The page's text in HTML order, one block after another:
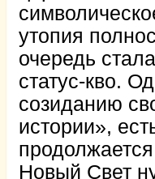
утопия
очередь
статус-кво.
созиданию
истории»,
Новый Свет